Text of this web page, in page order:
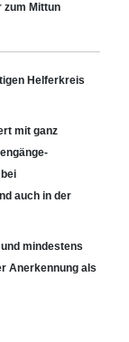
zum Mittun
Helferkreis
mit ganz
auch in der
mindestens
Anerkennung als